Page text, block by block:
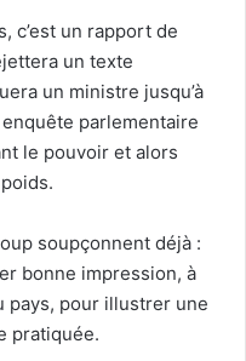
c’est un rapport de
un texte
un ministre jusqu’à
parlementaire
le pouvoir et alors
soupçonnent déjà :
bonne impression, à
pays, pour illustrer une
pratiquée.